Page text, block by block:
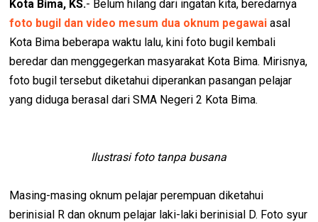
Kota Bima, KS.- Belum hilang dari ingatan kita, beredarnya
foto bugil dan video mesum dua oknum pegawai asal
Kota Bima beberapa waktu lalu, kini foto bugil kembali
beredar dan menggegerkan masyarakat Kota Bima. Mirisnya,
foto bugil tersebut diketahui diperankan pasangan pelajar
yang diduga berasal dari SMA Negeri 2 Kota Bima.
Ilustrasi foto tanpa busana
Masing-masing oknum pelajar perempuan diketahui
berinisial R dan oknum pelajar laki-laki berinisial D. Foto syur